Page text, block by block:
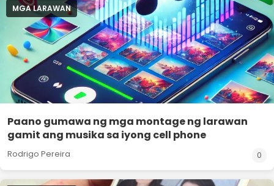
MGA LARAWAN
Paano gumawa ng mga montage ng larawan
gamit ang musika sa iyong cell phone
Rodrigo Pereira 0